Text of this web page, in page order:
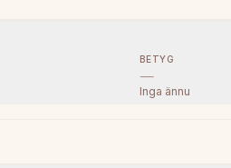
BETYG
—
Inga ännu